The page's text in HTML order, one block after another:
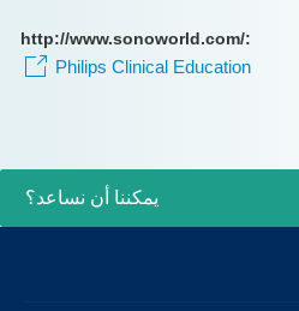
http://www.sonoworld.com/:
Philips Clinical Education
يمكننا أن نساعد؟